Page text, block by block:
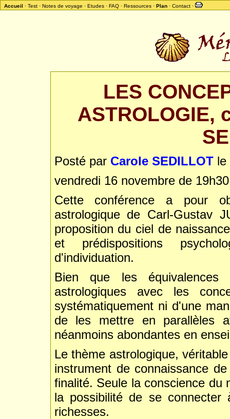
Accueil · Test· Notes de voyage · Etudes· FAQ· Ressources· Plan· Contact·
LES
ASTROLOGIE,
Posté par Carole SEDILLOTle
vendredi 16 novembre de
Cette conférence a pour
astrologique de Carl-Gustav
proposition du ciel de
et prédispositions
d'individuation.
Bien que les
astrologiques avec les
systématiquement ni d'une
de les mettre en parallèles
néanmoins abondantes en
Le thème astrologique,
instrument de connaissance
finalité. Seule la conscience du
la possibilité de se
richesses.